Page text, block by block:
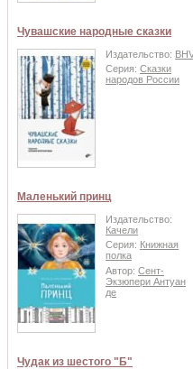
Чувашские народные сказки
Издательство:
Серия: Сказки
народов России
Маленький принц
Издательство:
Качели
Серия: Книжная
полка
Автор: Сент-
Экзюпери Антуан
де
Чудак из шестого "Б"